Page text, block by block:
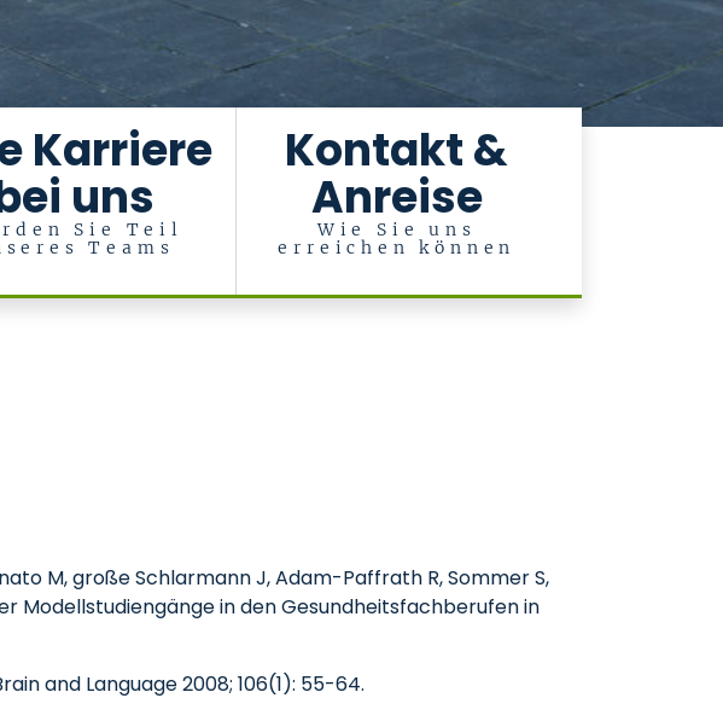
Karriere
uns
Sie Teil
Teams
Kontakt &
Anreise
Wie Sie uns
erreichen können
M, große Schlarmann J, Adam-Paffrath R, Sommer S,
Modellstudiengänge in den Gesundheitsfachberufen in
and Language 2008; 106(1): 55-64.